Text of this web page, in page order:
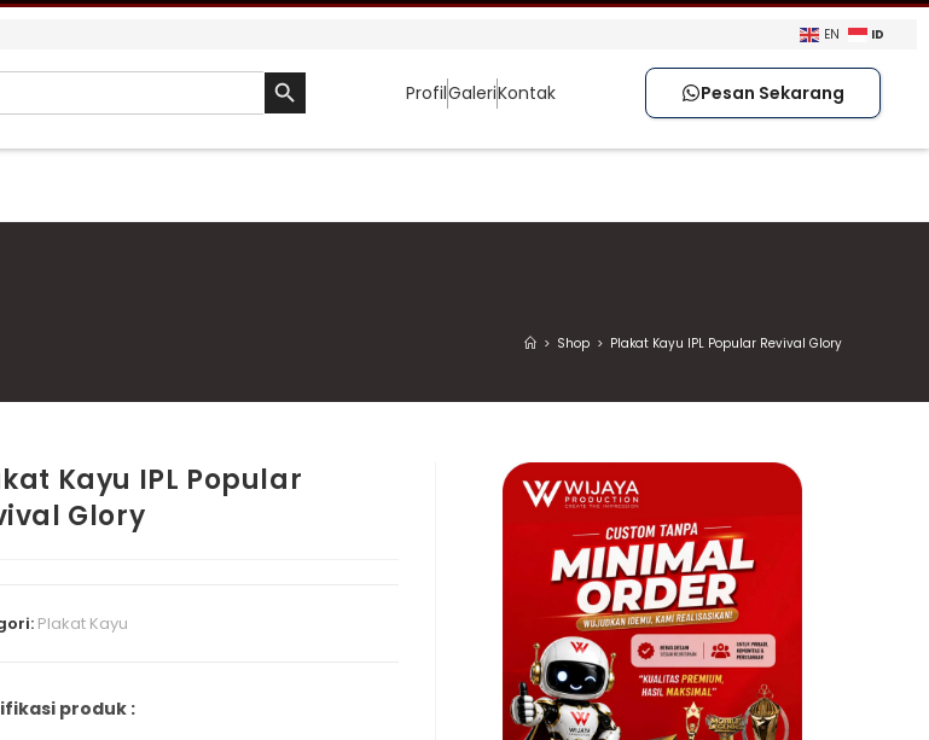
EN ID
SEARCH BUTTON
ProfilGaleriKontak Pesan Sekarang
> Shop > Plakat Kayu IPL Popular Revival Glory
Kayu IPL Popular
Glory
Plakat Kayu
produk :